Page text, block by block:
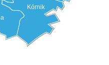
Kórnik